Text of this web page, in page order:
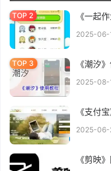
《一起
2025-06-
《潮汐
2025-08-
《支付
2025-06-
《剪映